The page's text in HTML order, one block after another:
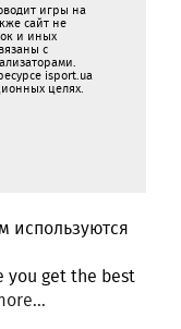
игры на
сайт не
и иных
c
isport.ua
целях.
используются
you get the best